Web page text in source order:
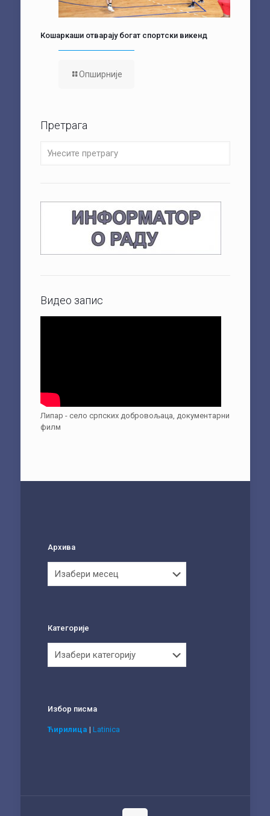
Кошаркаши отварају богат спортски викенд
Опширније
Претрага
Видео запис
Липар - село српских добровољаца, документарни
филм
Архива
Категорије
Избор писма
Ћирилица | Latinica